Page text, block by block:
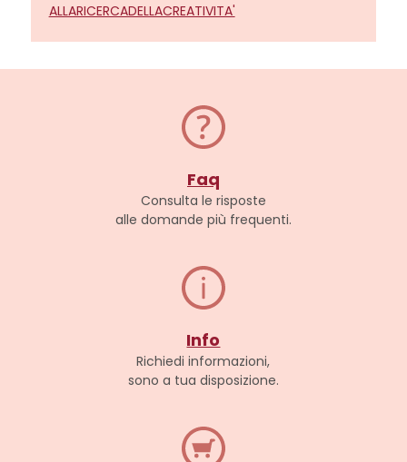
ALLARICERCADELLACREATIVITA'
Faq
Consulta le risposte
alle domande più frequenti.
Info
Richiedi informazioni,
sono a tua disposizione.